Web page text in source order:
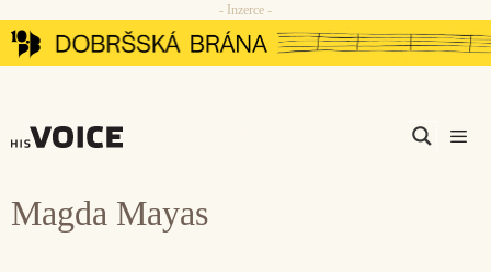
Přeskočit
na
- Inzerce -
Magda Mayas